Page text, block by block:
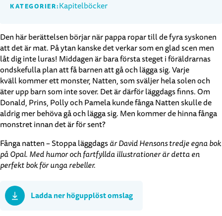
KATEGORIER:Kapitelböcker
Den här berättelsen börjar när pappa ropar till de fyra syskonen
att det är mat. På ytan kanske det verkar som en glad scen men
låt dig inte luras! Middagen är bara första steget i föräldrarnas
ondskefulla plan att få barnen att gå och lägga sig. Varje
kväll kommer ett monster, Natten, som sväljer hela solen och
äter upp barn som inte sover. Det är därför läggdags finns. Om
Donald, Prins, Polly och Pamela kunde fånga Natten skulle de
aldrig mer behöva gå och lägga sig. Men kommer de hinna fånga
monstret innan det är för sent?
Fånga natten – Stoppa läggdagsär David Hensons tredje egna bok
på Opal. Med humor och fartfyllda illustrationer är detta en
perfekt bok för unga rebeller.
Ladda ner högupplöst omslag